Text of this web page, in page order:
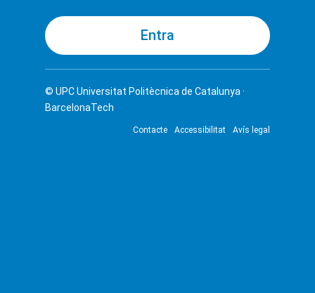
© UPCUniversitat Politècnica de Catalunya ·
BarcelonaTech
Contacte Accessibilitat Avís legal